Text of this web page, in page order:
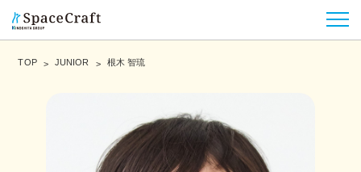
TOP JUNIOR 根木 智琉